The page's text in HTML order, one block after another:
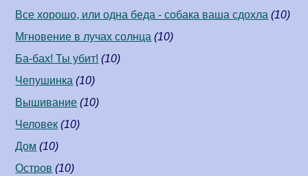
Все хорошо, или одна беда - собака ваша сдохла (10)
Мгновение в лучах солнца (10)
Ба-бах! Ты убит! (10)
Чепушинка (10)
Вышивание (10)
Человек (10)
Дом (10)
Остров (10)